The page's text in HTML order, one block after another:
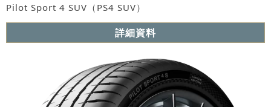
Pilot Sport 4 SUV（PS4 SUV）
詳細資料